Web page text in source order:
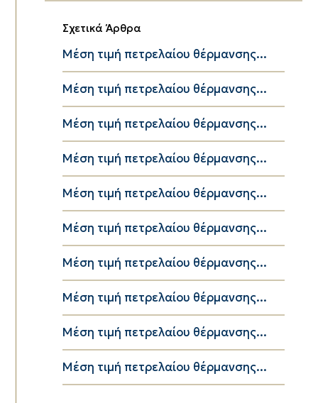
Σχετικά Άρθρα
Μέση τιμή πετρελαίου θέρμανσης...
Μέση τιμή πετρελαίου θέρμανσης...
Μέση τιμή πετρελαίου θέρμανσης...
Μέση τιμή πετρελαίου θέρμανσης...
Μέση τιμή πετρελαίου θέρμανσης...
Μέση τιμή πετρελαίου θέρμανσης...
Μέση τιμή πετρελαίου θέρμανσης...
Μέση τιμή πετρελαίου θέρμανσης...
Μέση τιμή πετρελαίου θέρμανσης...
Μέση τιμή πετρελαίου θέρμανσης...